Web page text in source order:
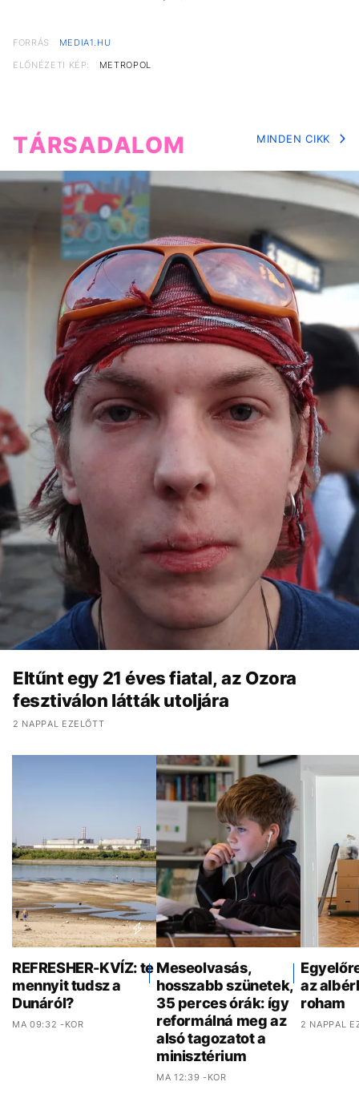
FORRÁS
MEDIA1.HU
ELŐNÉZETI KÉP:
METROPOL
TÁRSADALOM MINDEN CIKK
Eltűnt egy 21 éves fiatal, az Ozora
fesztiválon látták utoljára
2 NAPPAL EZELŐTT
REFRESHER-KVÍZ: te
mennyit tudsz a
Dunáról?
MA 09:32 -KOR
Meseolvasás,
hosszabb szünetek,
35 perces órák: így
reformálná meg az
alsó tagozatot a
minisztérium
MA 12:39 -KOR
az
roham
2 NAPPAL